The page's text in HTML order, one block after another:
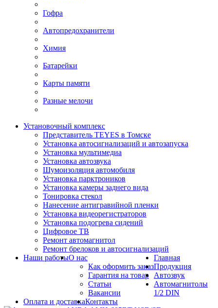
Гофра
Автопредохранители
Химия
Батарейки
Карты памяти
Разные мелочи
Установочный комплекс
Представитель TEYES в Томске
Установка автосигнализаций и автозапуска
Установка мультимедиа
Установка автозвука
Шумоизоляция автомобиля
Установка парктроников
Установка камеры заднего вида
Тонировка стекол
Нанесение антигравийной пленки
Установка видеорегистраторов
Установка подогрева сидений
Цифровое ТВ
Ремонт автомагнитол
Ремонт брелоков и автосигнализаций
Наши работыО нас
Как оформить заказ
Гарантия на товар
Статьи
Вакансии
Оплата и доставкаКонтакты
Главная
Продукция
Автозвук
Автомагнитолы
1/2 DIN